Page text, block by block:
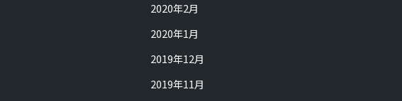
2020年2月
2020年1月
2019年12月
2019年11月